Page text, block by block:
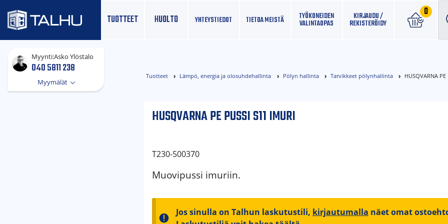
TUOTTEET HUOLTO
0
YHTEYS­TIEDOT TIETOA MEISTÄ TYÖKONEIDEN
VALINTAOPAS
KIRJAUDU /
REKISTERÖIDY
Myynti:Asko Ylöstalo
040 5811 238
Myymälät
Tuotteet Lämpö, energia ja olosuhdehallinta Pölyn hallinta Tarvikkeet pölynhallinta HUSQVARNA
HUSQVARNA PE PUSSI S11 IMURI
T230-500370
Muovipussi imuriin.
Jos sinulla on Talhun laskutustili, kirjautumalla näet omat